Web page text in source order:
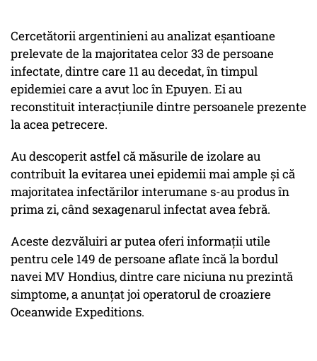
Cercetătorii argentinieni au analizat eşantioane
prelevate de la majoritatea celor 33 de persoane
infectate, dintre care 11 au decedat, în timpul
epidemiei care a avut loc în Epuyen. Ei au
reconstituit interacţiunile dintre persoanele prezente
la acea petrecere.
Au descoperit astfel că măsurile de izolare au
contribuit la evitarea unei epidemii mai ample şi că
majoritatea infectărilor interumane s-au produs în
prima zi, când sexagenarul infectat avea febră.
Aceste dezvăluiri ar putea oferi informaţii utile
pentru cele 149 de persoane aflate încă la bordul
navei MV Hondius, dintre care niciuna nu prezintă
simptome, a anunţat joi operatorul de croaziere
Oceanwide Expeditions.